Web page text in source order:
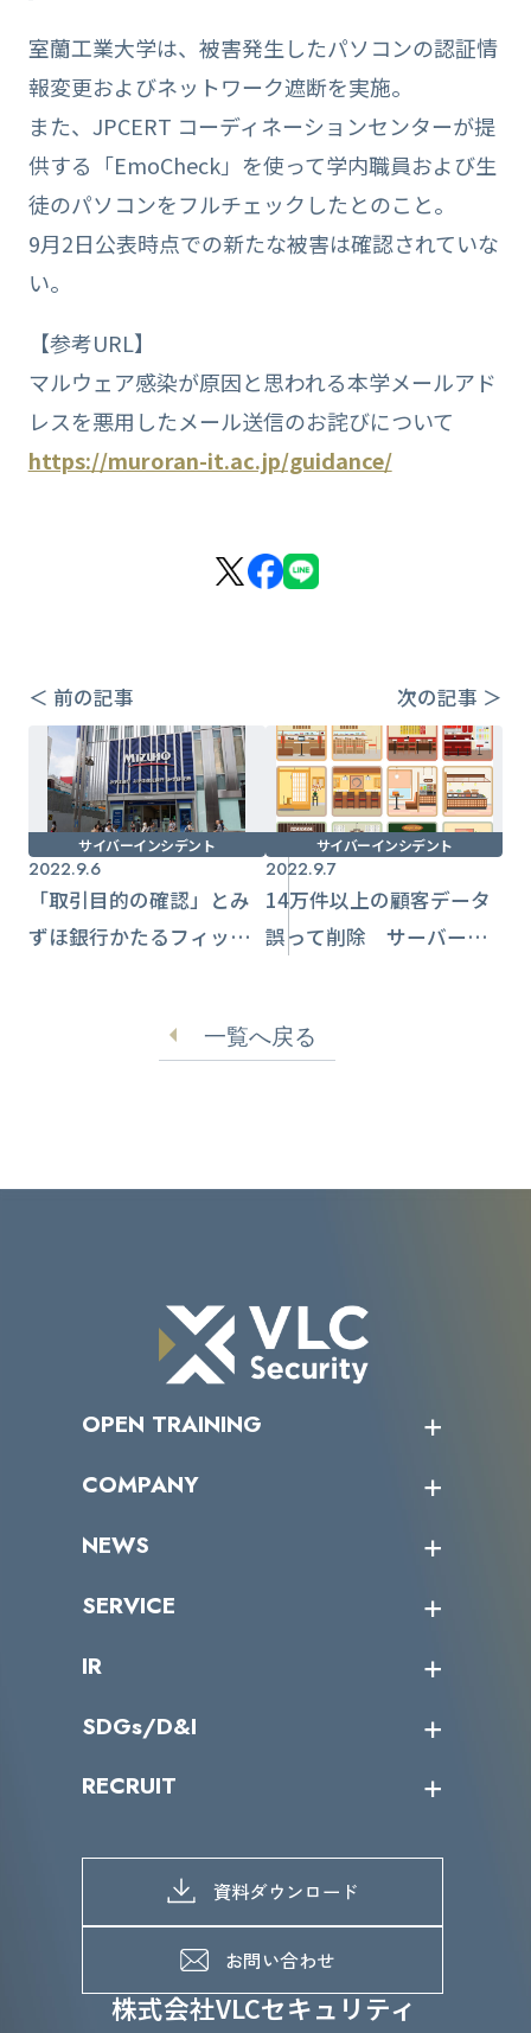
室蘭工業大学は、被害発生したパソコンの認証情
報変更およびネットワーク遮断を実施。
また、JPCERT コーディネーションセンターが提
供する「EmoCheck」を使って学内職員および生
徒のパソコンをフルチェックしたとのこと。
9月2日公表時点での新たな被害は確認されていな
い。
【参考URL】
マルウェア感染が原因と思われる本学メールアド
レスを悪用したメール送信のお詫びについて
https://muroran-it.ac.jp/guidance/
＜ 前の記事 次の記事 ＞
サイバーインシデント
2022.9.6
「取引目的の確認」とみ
ずほ銀行かたるフィッシ
サイバーインシデント
2022.9.7
14万件以上の顧客データ
誤って削除 サーバー移
一覧へ戻る
株式会社VLCセキュリティ
OPEN TRAINING
受講者の声
COMPANY
トップメッセージ
ミッション／ビジョン
パートナー企業一覧
NEWS
サイバーニュース
SERVICE
カテゴリー別サービス一覧
IR
IRカレンダー
IRライブラリー
よくあるご質問
SDGs/D&I
当グループのマテリアリティ
SDGs推進体制
D&Iの取り組み
RECRUIT
募集職種一覧
メッセージ
メンバーインタビュー
資料ダウンロード
お問い合わせ